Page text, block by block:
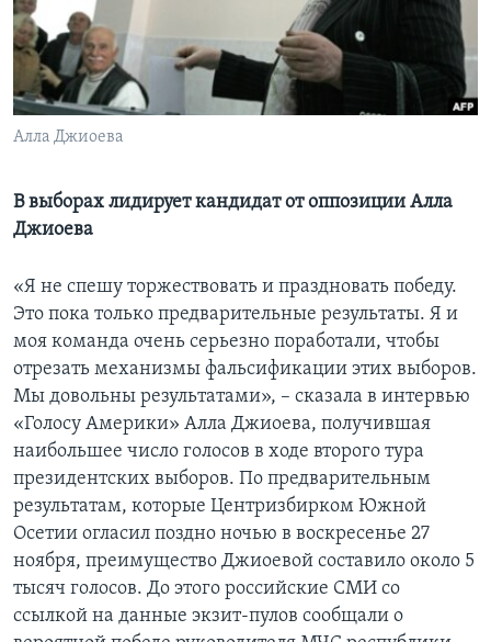
Learning English
СОЦИАЛЬНЫЕ СЕТИ
Языки
Алла Джиоева
В выборах лидирует кандидат от оппозиции Алла
Джиоева
«Я не спешу торжествовать и праздновать победу.
Это пока только предварительные результаты. Я и
моя команда очень серьезно поработали, чтобы
отрезать механизмы фальсификации этих выборов.
Мы довольны результатами», – сказала в интервью
«Голосу Америки» Алла Джиоева, получившая
наибольшее число голосов в ходе второго тура
президентских выборов. По предварительным
результатам, которые Центризбирком Южной
Осетии огласил поздно ночью в воскресенье 27
ноября, преимущество Джиоевой составило около 5
тысяч голосов. До этого российские СМИ со
ссылкой на данные экзит-пулов сообщали о